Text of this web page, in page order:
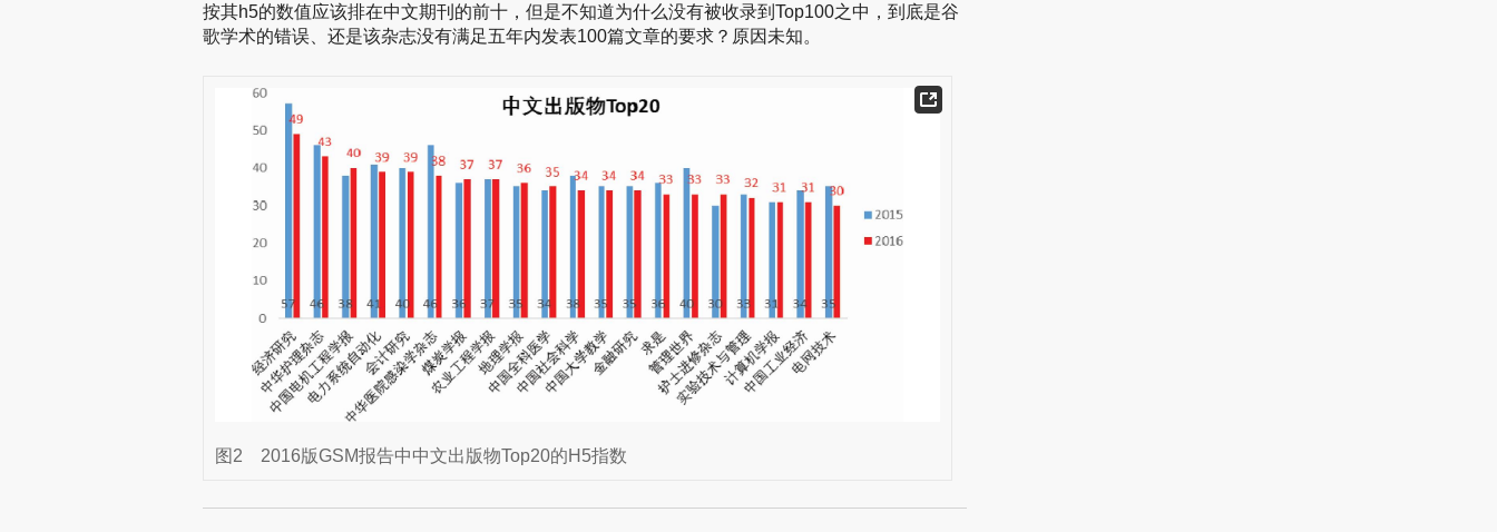
按其h5的数值应该排在中文期刊的前十，但是不知道为什么没有被收录到Top100之中，到底是谷
歌学术的错误、还是该杂志没有满足五年内发表100篇文章的要求？原因未知。
图2 2016版GSM报告中中文出版物Top20的H5指数